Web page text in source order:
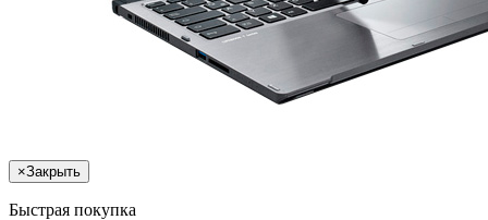
×Закрыть
Быстрая покупка